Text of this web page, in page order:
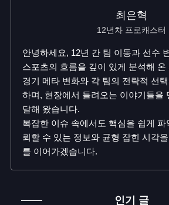
최은혁
12년차 프로캐스터
안녕하세요, 12년 간 팀 이동과 선수
스포츠의 흐름을 깊이 있게 분석해 온
경기 메타 변화와 각 팀의 전략적 선
하며, 현장에서 들려오는 이야기들을
달해 왔습니다.
복잡한 이슈 속에서도 핵심을 쉽게 파
뢰할 수 있는 정보와 균형 잡힌 시각
를 이어가겠습니다.
인기 글